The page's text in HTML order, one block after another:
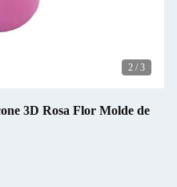
2 / 3
3D Rosa Flor Molde de